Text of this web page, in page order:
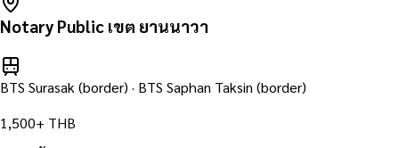
Notary Public เขต ยานนาวา
BTS Surasak (border) · BTS Saphan Taksin (border)
1,500+ THB